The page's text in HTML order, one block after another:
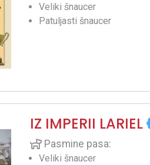
Veliki šnaucer
Patuljasti šnaucer
IZ IMPERII LARIEL
Pasmine pasa:
Veliki šnaucer